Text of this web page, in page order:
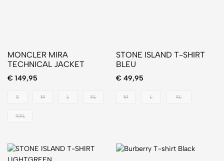
MONCLER MIRA
TECHNICAL JACKET
€ 149,95
S M L XL
XXL
STONE ISLAND T-SHIRT
BLEU
€ 49,95
M L XL